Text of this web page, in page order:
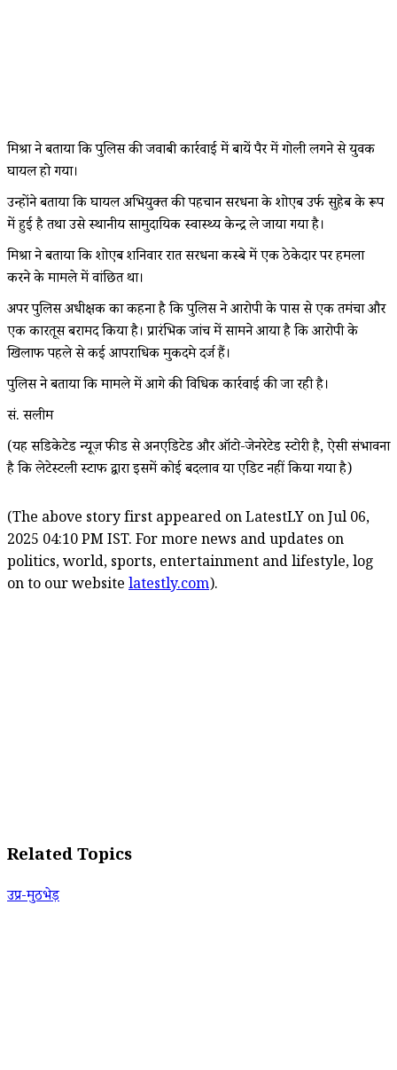
मिश्रा ने बताया कि पुलिस की जवाबी कार्रवाई में बायें पैर में गोली लगने से युवक
घायल हो गया।
उन्होंने बताया कि घायल अभियुक्त की पहचान सरधना के शोएब उर्फ सुहेब के रूप
में हुई है तथा उसे स्थानीय सामुदायिक स्वास्थ्य केन्द्र ले जाया गया है।
मिश्रा ने बताया कि शोएब शनिवार रात सरधना कस्बे में एक ठेकेदार पर हमला
करने के मामले में वांछित था।
अपर पुलिस अधीक्षक का कहना है कि पुलिस ने आरोपी के पास से एक तमंचा और
एक कारतूस बरामद किया है। प्रारंभिक जांच में सामने आया है कि आरोपी के
खिलाफ पहले से कई आपराधिक मुकदमे दर्ज हैं।
पुलिस ने बताया कि मामले में आगे की विधिक कार्रवाई की जा रही है।
सं. सलीम
(यह सिंडिकेटेड न्यूज़ फीड से अनएडिटेड और ऑटो-जेनरेटेड स्टोरी है, ऐसी संभावना
है कि लेटेस्टली स्टाफ द्वारा इसमें कोई बदलाव या एडिट नहीं किया गया है)
(The above story first appeared on LatestLY on Jul 06,
2025 04:10 PM IST. For more news and updates on
politics, world, sports, entertainment and lifestyle, log
on to our website latestly.com).
Related Topics
उप्र-मुठभेड़